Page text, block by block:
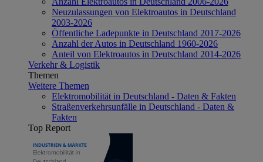
Neuzulassungen von Elektroautos in Deutschland
2003-2026
Öffentliche Ladepunkte in Deutschland 2017-2026
Anzahl der Autos in Deutschland 1960-2026
Anteil von Elektroautos in Deutschland 2014-2026
Verkehr & Logistik
Themen
Weitere Themen
Elektromobilität in Deutschland - Daten & Fakten
Straßenverkehrsunfälle in Deutschland - Daten &
Fakten
Top Report